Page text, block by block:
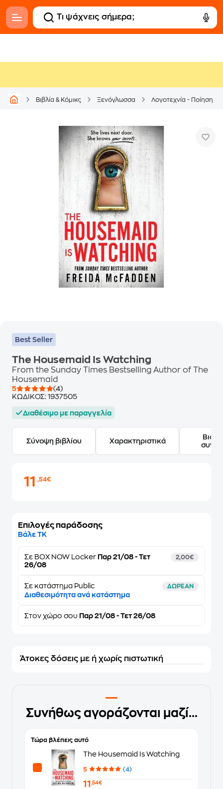
Βιβλία & Κόμικς Ξενόγλωσσα Λογοτεχνία - Ποίηση
Best Seller
The Housemaid Is Watching
From the Sunday Times Bestselling Author of The
Housemaid
5
(4)
ΚΩΔΙΚΟΣ: 1937505
Διαθέσιμο με παραγγελία
Σύνοψη βιβλίου Χαρακτηριστικά
11,54€
Επιλογές παράδοσης
Βάλε ΤΚ
Σε BOX NOW Locker Παρ 21/08 - Τετ
26/08
2,00€
Σε κατάστημα Public ΔΩΡΕΑΝ
Διαθεσιμότητα ανά κατάστημα
Στον χώρο σου Παρ 21/08 - Τετ 26/08
Άτοκες δόσεις με ή χωρίς πιστωτική
Συνήθως αγοράζονται μαζί...
Τώρα βλέπεις αυτό
The Housemaid Is Watching
5 (4)
11 ,54€